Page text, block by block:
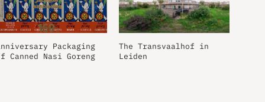
Packaging
Canned Nasi Goreng
The Transvaalhof in
Leiden